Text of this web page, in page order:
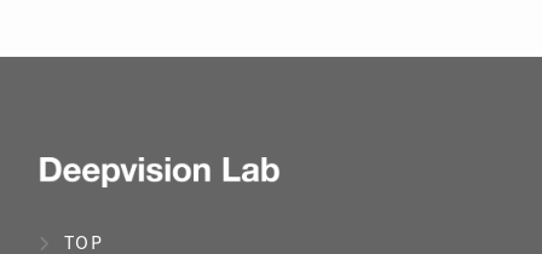
TOP